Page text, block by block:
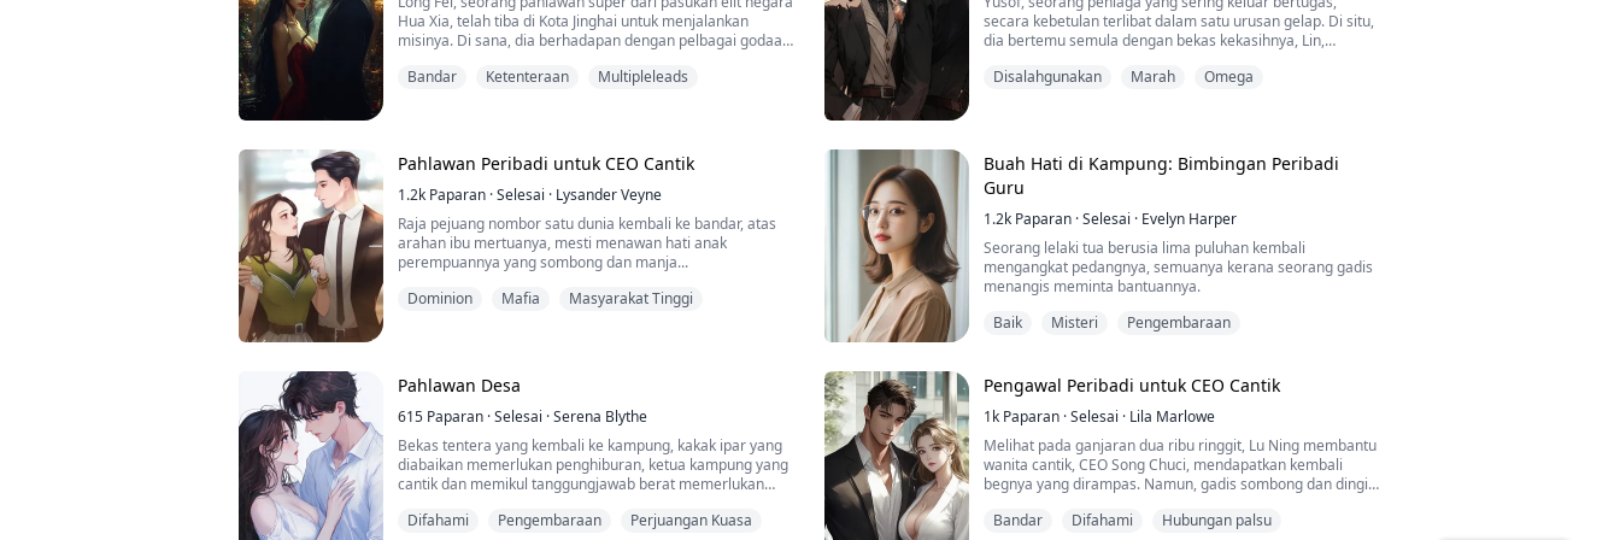
Hua Xia, telah tiba di Kota Jinghai untuk menjalankan
misinya. Di sana, dia berhadapan dengan pelbagai godaan,
seorang gadis sekolah yang seksi dan menarik, serta
Bandar Ketenteraan Multipleleads
secara kebetulan terlibat dalam satu urusan gelap. Di situ,
dia bertemu semula dengan bekas kekasihnya, Lin,
berada dalam dunia gelap. Lin, yang dahulunya seorang
Disalahgunakan Marah Omega
Pahlawan Peribadi untuk CEO Cantik
1.2k Paparan ·Selesai · Lysander Veyne
Raja pejuang nombor satu dunia kembali ke bandar, atas
arahan ibu mertuanya, mesti menawan hati anak
perempuannya yang sombong dan manja...
Dominion
Mafia Masyarakat Tinggi
Buah Hati di Kampung: Bimbingan Peribadi
Guru
1.2k Paparan ·Selesai · Evelyn Harper
Seorang lelaki tua berusia lima puluhan kembali
mengangkat pedangnya, semuanya kerana seorang gadis
menangis meminta bantuannya.
Baik
Misteri Pengembaraan
Pahlawan Desa
615 Paparan ·Selesai ·Serena Blythe
Bekas tentera yang kembali ke kampung, kakak ipar yang
diabaikan memerlukan penghiburan, ketua kampung yang
cantik dan memikul tanggungjawab berat memerlukan
semua dapat diatasi oleh Wang Sheng!
Difahami Pengembaraan Perjuangan Kuasa
Pengawal Peribadi untuk CEO Cantik
1k Paparan ·Selesai · Lila Marlowe
Melihat pada ganjaran dua ribu ringgit, Lu Ning membantu
wanita cantik, CEO Song Chuci, mendapatkan kembali
begnya yang dirampas. Namun, gadis sombong dan dingin
malah menuduhnya bersekongkol dengan pencuri.
Bandar Difahami Hubungan palsu